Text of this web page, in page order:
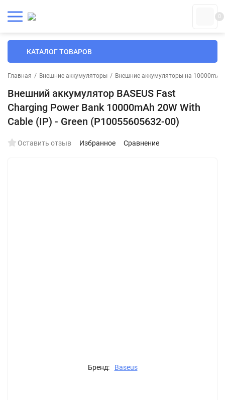
0
КАТАЛОГ ТОВАРОВ
Главная / Внешние аккумуляторы / Внешние аккумуляторы на 10000mAh
Внешний аккумулятор BASEUS Fast
Charging Power Bank 10000mAh 20W With
Cable (IP) - Green (P10055605632-00)
Оставить отзыв Избранное Сравнение
Бренд: Baseus